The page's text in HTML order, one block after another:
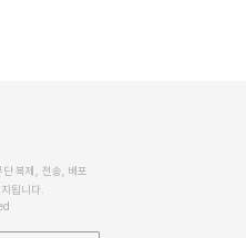
복제, 전송, 배포
됩니다.